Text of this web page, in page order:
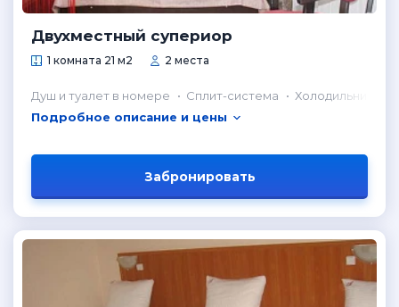
Двухместный супериор
1 комната 21 м2 2 места
Душ и туалет в номере Сплит-система
Холодильник в
Подробное описание и цены
Забронировать